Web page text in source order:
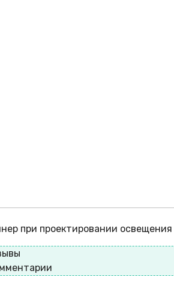
при проектировании